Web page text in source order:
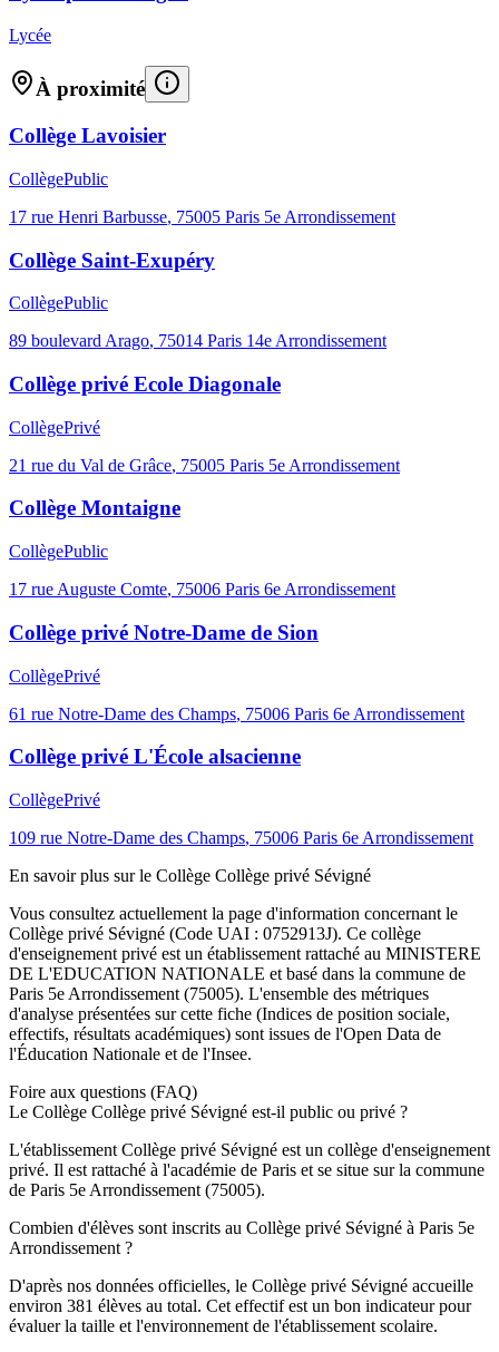
Lycée
À proximité
Collège Lavoisier
CollègePublic
17 rue Henri Barbusse, 75005 Paris 5e Arrondissement
Collège Saint-Exupéry
CollègePublic
89 boulevard Arago, 75014 Paris 14e Arrondissement
Collège privé Ecole Diagonale
CollègePrivé
21 rue du Val de Grâce, 75005 Paris 5e Arrondissement
Collège Montaigne
CollègePublic
17 rue Auguste Comte, 75006 Paris 6e Arrondissement
Collège privé Notre-Dame de Sion
CollègePrivé
61 rue Notre-Dame des Champs, 75006 Paris 6e Arrondissement
Collège privé L'École alsacienne
CollègePrivé
109 rue Notre-Dame des Champs, 75006 Paris 6e Arrondissement
En savoir plus sur le Collège Collège privé Sévigné
Vous consultez actuellement la page d'information concernant le
Collège privé Sévigné (Code UAI : 0752913J). Ce collège
d'enseignement privé est un établissement rattaché au MINISTERE
DE L'EDUCATION NATIONALE et basé dans la commune de
Paris 5e Arrondissement (75005). L'ensemble des métriques
d'analyse présentées sur cette fiche (Indices de position sociale,
effectifs, résultats académiques) sont issues de l'Open Data de
l'Éducation Nationale et de l'Insee.
Foire aux questions (FAQ)
Le Collège Collège privé Sévigné est-il public ou privé ?
L'établissement Collège privé Sévigné est un collège d'enseignement
privé. Il est rattaché à l'académie de Paris et se situe sur la commune
de Paris 5e Arrondissement (75005).
Combien d'élèves sont inscrits au Collège privé Sévigné à Paris 5e
Arrondissement ?
D'après nos données officielles, le Collège privé Sévigné accueille
environ 381 élèves au total. Cet effectif est un bon indicateur pour
évaluer la taille et l'environnement de l'établissement scolaire.